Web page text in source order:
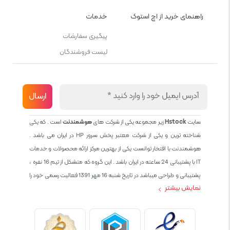
راهنمای خرید از اچ استوک خدمات
پیگیری سفارشات
لیست فروشندگان
سایتHstockزیر مجموعه یکی از شرکت هایهوشمندنتاست . که یکی
شناخته ترین و یکی از شرکت معتبر پخش سرور HP در ایران می باشد .
هوشمندنت با افتخار توانست یکی از بهترین مرکز ارائه محصولات و خدمات
IT با پشتیبانی 24 ساعته در ایران باشد . این گروه که متشکل از تیم 16 نفره ،
پشتیبانی و طراحی میباشد در تاریخ شنبه 16 مهر 1391 فعالیت رسمی خود را
بوده و هست و تمام تلاش ما خدماتی کامل و بدون عیب به تمام مشتریان
نمایش بیشتر